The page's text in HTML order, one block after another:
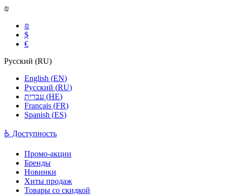
₪
₪
$
€
Русский (RU)
English (EN)
Русский (RU)
(HE)
Français (FR)
Spanish (ES)
♿ Доступность
Промо-акции
Бренды
Новинки
Хиты продаж
Товары со скидкой